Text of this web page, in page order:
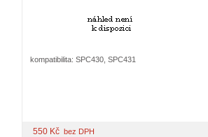
kompatibilita: SPC430, SPC431
550 Kč bez DPH